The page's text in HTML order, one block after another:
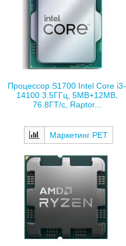
Процессор S1700 Intel Core i3-
14100 3.5ГГц, 5MB+12MB,
76.8ГТ/с, Raptor...
Маркетинг РЕТ